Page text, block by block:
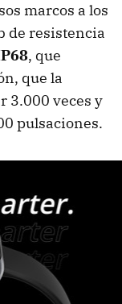
marcos a los
de resistencia
, que
que la
3.000 veces y
pulsaciones.